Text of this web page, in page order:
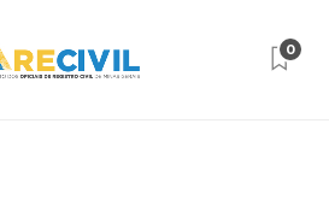
0